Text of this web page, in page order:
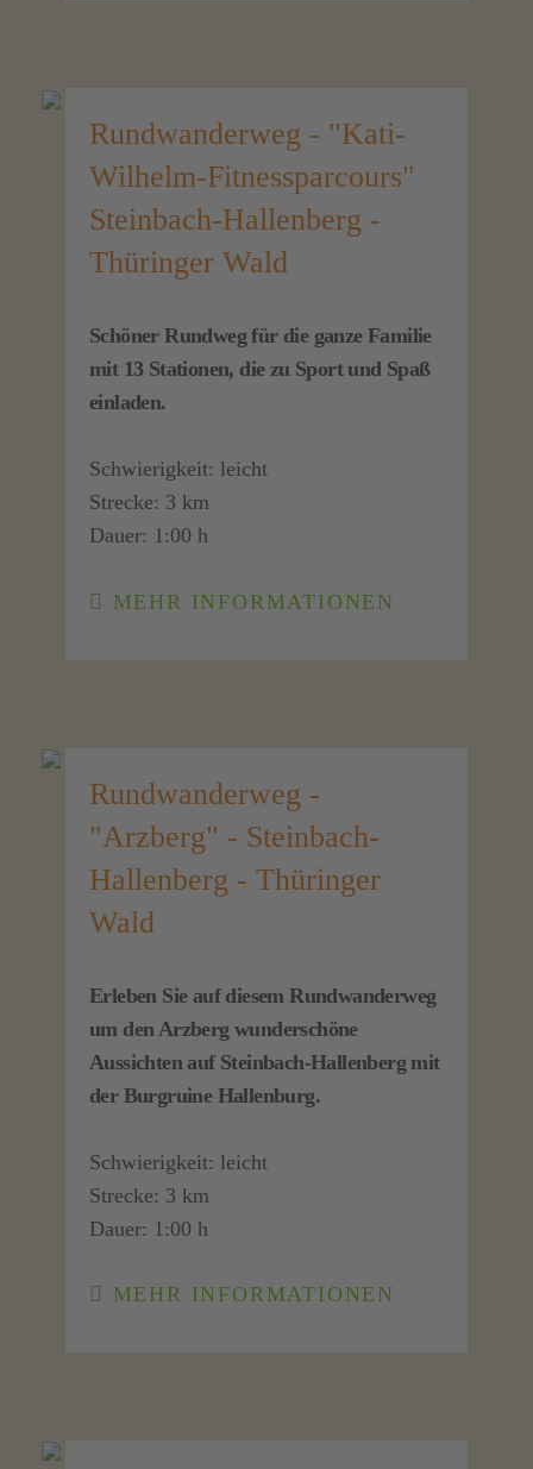
Rundwanderweg - "Kati-
Wilhelm-Fitnessparcours"
Steinbach-Hallenberg -
Thüringer Wald
Schöner Rundweg für die ganze Familie
mit 13 Stationen, die zu Sport und Spaß
einladen.
Schwierigkeit: leicht
Strecke: 3 km
Dauer: 1:00 h
MEHR INFORMATIONEN
Rundwanderweg -
"Arzberg" - Steinbach-
Hallenberg - Thüringer
Wald
Erleben Sie auf diesem Rundwanderweg
um den Arzberg wunderschöne
Aussichten auf Steinbach-Hallenberg mit
der Burgruine Hallenburg.
Schwierigkeit: leicht
Strecke: 3 km
Dauer: 1:00 h
MEHR INFORMATIONEN